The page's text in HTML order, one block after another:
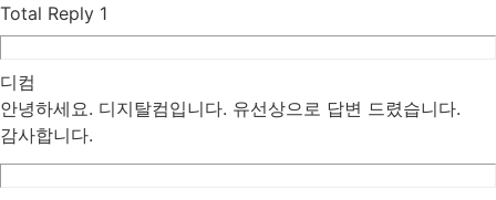
Total Reply 1
디컴
안녕하세요. 디지탈컴입니다. 유선상으로 답변 드렸습니다.
감사합니다.